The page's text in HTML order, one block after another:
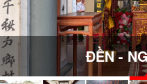
ĐỀN -